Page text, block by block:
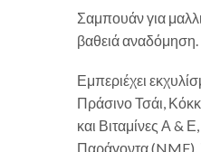
Σαμπουάν για
βαθειά αναδόμηση.
Εμπεριέχει
Πράσινο Τσάι,
και Βιταμίνες Α &
Παράγοντα (NMF),